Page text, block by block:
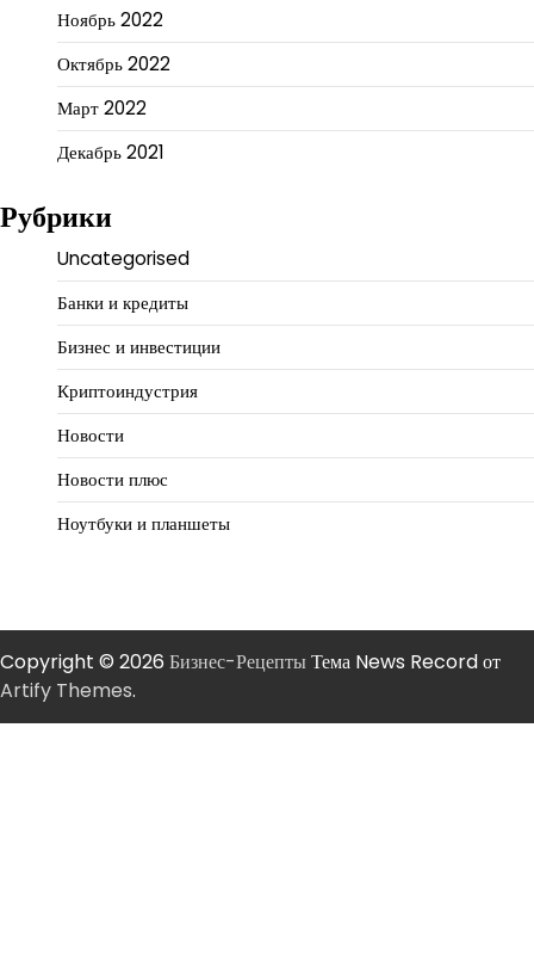
Ноябрь 2022
Октябрь 2022
Март 2022
Декабрь 2021
Рубрики
Uncategorised
Банки и кредиты
Бизнес и инвестиции
Криптоиндустрия
Новости
Новости плюс
Ноутбуки и планшеты
Copyright © 2026 Бизнес-РецептыТема News Record от
Artify Themes.